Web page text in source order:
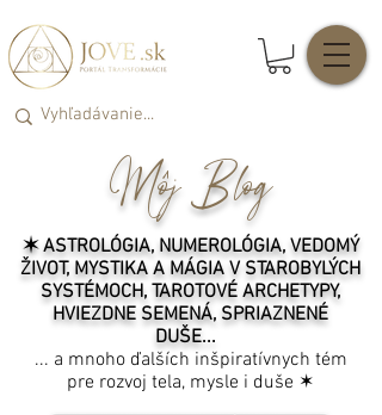
Môj Blog
✶ ASTROLÓGIA, NUMEROLÓGIA, VEDOMÝ
ŽIVOT, MYSTIKA A MÁGIA V STAROBYLÝCH
SYSTÉMOCH, TAROTOVÉ ARCHETYPY,
HVIEZDNE SEMENÁ, SPRIAZNENÉ
DUŠE...
... a mnoho ďalších inšpiratívnych tém
pre rozvoj tela, mysle i duše ✶